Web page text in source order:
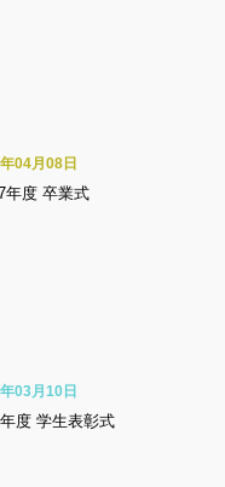
年度 卒業式
04月08日
度 学生表彰式
03月10日